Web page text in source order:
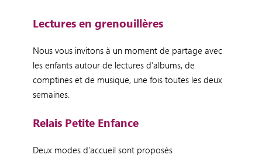
Lectures en grenouillères
Nous vous invitons à un moment de partage avec
les enfants autour de lectures d’albums, de
comptines et de musique, une fois toutes les deux
semaines.
Relais Petite Enfance
Deux modes d’accueil sont proposés